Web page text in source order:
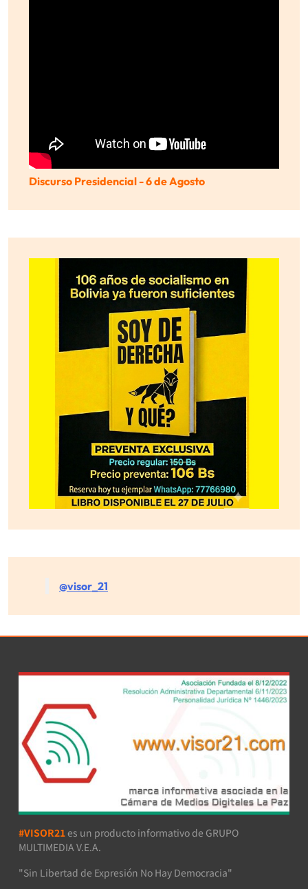
Discurso Presidencial - 6 de Agosto
@visor_21
#VISOR21 es un producto informativo de GRUPO
MULTIMEDIA V.E.A.
"Sin Libertad de Expresión No Hay Democracia"